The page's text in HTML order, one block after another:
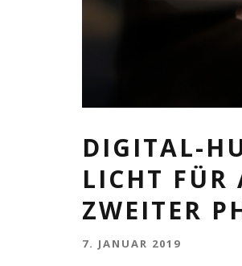
DIGITAL-
LICHT FÜR
ZWEITER
7. JANUAR 2019